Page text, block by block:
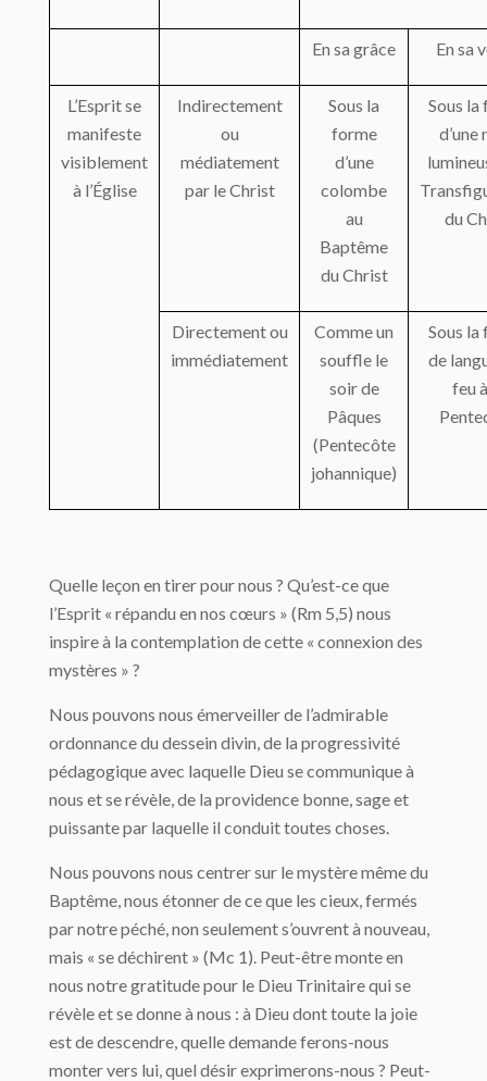
En sa grâce En sa
L’Esprit se
manifeste
visiblement
à l’Église
Indirectement
ou
médiatement
par le Christ
Sous la
forme
d’une
colombe
au
Baptême
du Christ
Sous la
d’une
du
Directement ou
immédiatement
Comme un
souffle le
soir de
Pâques
(Pentecôte
johannique)
Sous la
de
feu
Quelle leçon en tirer pour nous ? Qu’est-ce que
l’Esprit « répandu en nos cœurs » (Rm 5,5) nous
inspire à la contemplation de cette « connexion des
mystères » ?
Nous pouvons nous émerveiller de l’admirable
ordonnance du dessein divin, de la progressivité
pédagogique avec laquelle Dieu se communique à
nous et se révèle, de la providence bonne, sage et
puissante par laquelle il conduit toutes choses.
Nous pouvons nous centrer sur le mystère même du
Baptême, nous étonner de ce que les cieux, fermés
par notre péché, non seulement s’ouvrent à nouveau,
mais « se déchirent » (Mc 1). Peut-être monte en
nous notre gratitude pour le Dieu Trinitaire qui se
révèle et se donne à nous : à Dieu dont toute la joie
est de descendre, quelle demande ferons-nous
monter vers lui, quel désir exprimerons-nous ? Peut-